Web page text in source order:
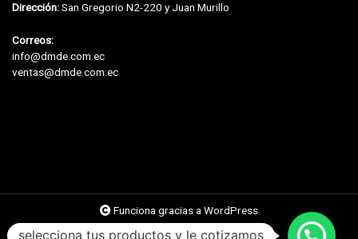
Dirección:San Gregorio N2-220 y Juan Murillo
Correos:
info@dmde.com.ec
ventas@dmde.com.ec
Funciona gracias a WordPress
selecciona tus productos y le cotizamos